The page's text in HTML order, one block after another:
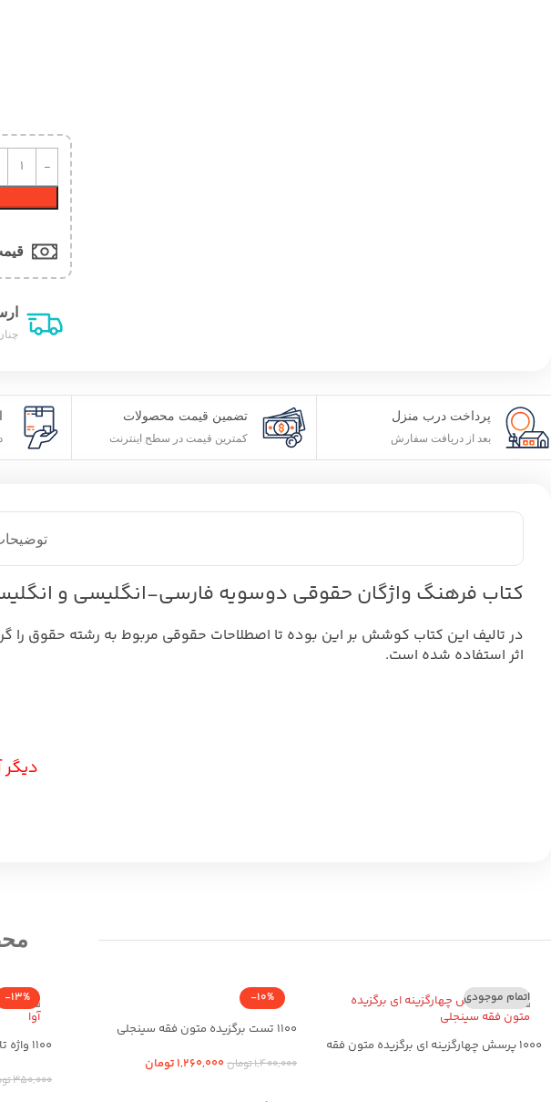
چنان چه
پرداخت درب منزل
بعد از دریافت سفارش
تضمین قیمت محصولات
کمترین قیمت در سطح اینترنت
کتاب فرهنگ واژگان حقوقی دوسویه فارسی-انگلیسی و
در تالیف این کتاب کوشش بر این بوده تا اصطلاحات حقوقی مربوط به رشته حقوق را
اثر استفاده شده است.
دیگر
اتمام موجودی
1000 پرسش چهارگزینه ای برگزیده متون فقه
-10%
1100 تست برگزیده متون فقه سینجلی
1,400,000تومان1,260,000تومان
-13%
1100 واژه تافل دکتری رمضانی -کتاب آوا
350,000